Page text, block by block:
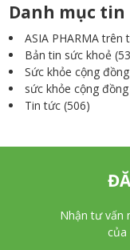
Danh mục tin
ASIA PHARMA trên
Bản tin sức khoẻ
Sức khỏe cộng đồng
sức khỏe cộng đồng
Tin tức(506)
Nhận tư vấn
của